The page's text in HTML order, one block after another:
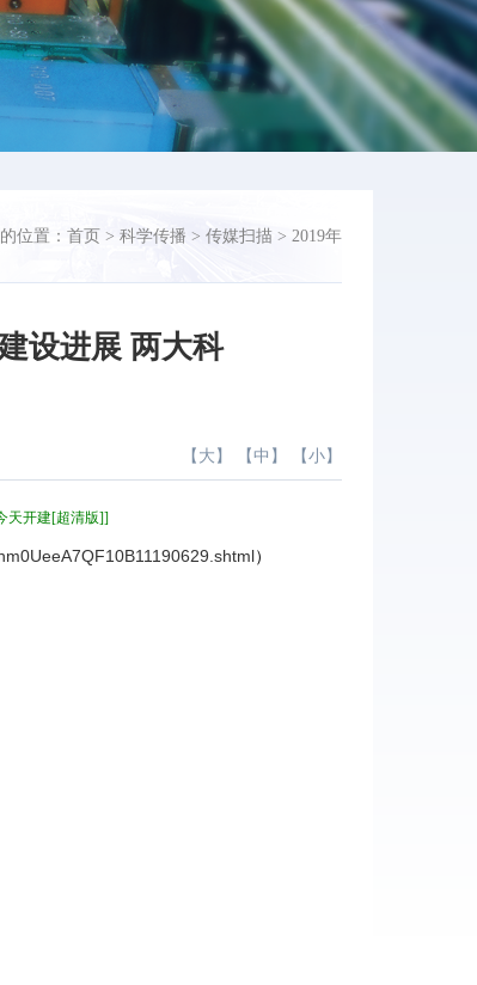
位置： 首页 > 科学传播 > 传媒扫描 > 2019年
设进展 两大科
【 大 】 【中 】 【小】
天开建[超清版]]
）